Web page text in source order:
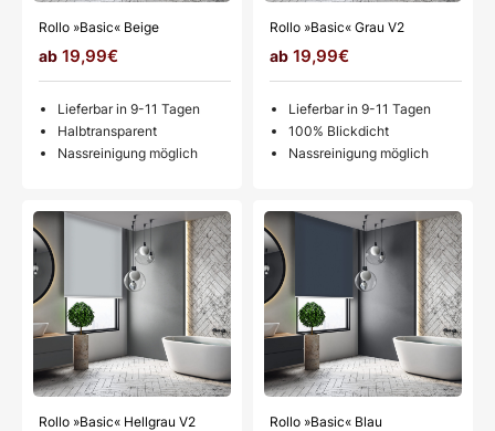
Rollo »Basic« Beige
19,99€
Lieferbar in 9-11 Tagen
Halbtransparent
Nassreinigung möglich
Rollo »Basic« Grau V2
19,99€
Lieferbar in 9-11 Tagen
100% Blickdicht
Nassreinigung möglich
Rollo »Basic« Hellgrau V2 Rollo »Basic« Blau